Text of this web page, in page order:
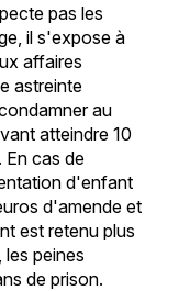
pas les
il s'expose à
affaires
astreinte
au
atteindre 10
cas de
d'enfant
d'amende et
est retenu plus
peines
de prison.